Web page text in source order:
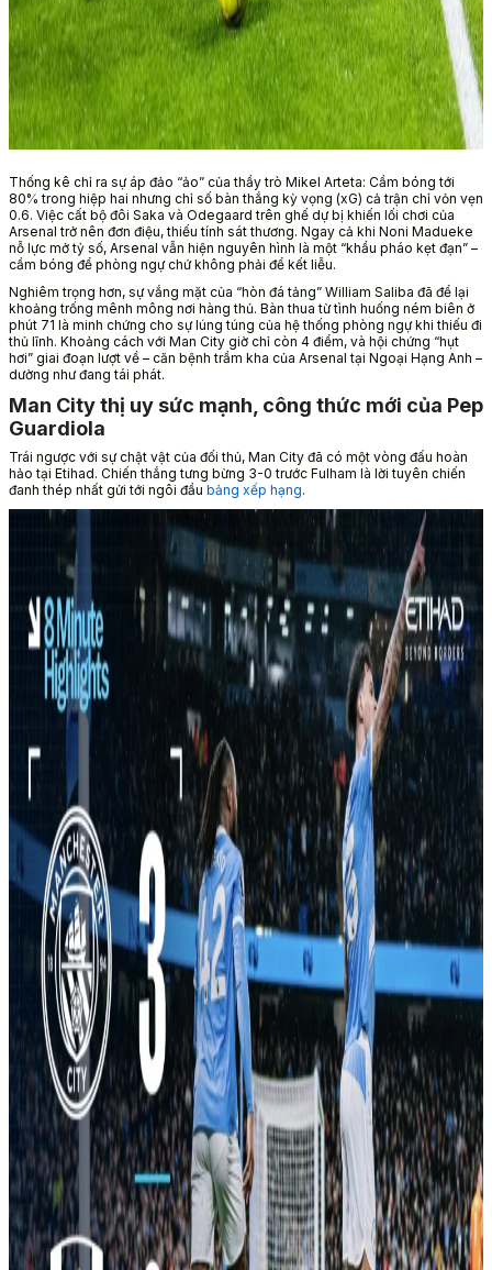
Thống kê chỉ ra sự áp đảo “ảo” của thầy trò Mikel Arteta: Cầm bóng tới
80% trong hiệp hai nhưng chỉ số bàn thắng kỳ vọng (xG) cả trận chỉ vỏn vẹn
0.6. Việc cất bộ đôi Saka và Odegaard trên ghế dự bị khiến lối chơi của
Arsenal trở nên đơn điệu, thiếu tính sát thương. Ngay cả khi Noni Madueke
nỗ lực mở tỷ số, Arsenal vẫn hiện nguyên hình là một “khẩu pháo kẹt đạn” –
cầm bóng để phòng ngự chứ không phải để kết liễu.
Nghiêm trọng hơn, sự vắng mặt của “hòn đá tảng” William Saliba đã để lại
khoảng trống mênh mông nơi hàng thủ. Bàn thua từ tình huống ném biên ở
phút 71 là minh chứng cho sự lúng túng của hệ thống phòng ngự khi thiếu đi
thủ lĩnh. Khoảng cách với Man City giờ chỉ còn 4 điểm, và hội chứng “hụt
hơi” giai đoạn lượt về – căn bệnh trầm kha của Arsenal tại Ngoại Hạng Anh –
dường như đang tái phát.
Man City thị uy sức mạnh, công thức mới của Pep
Guardiola
Trái ngược với sự chật vật của đối thủ, Man City đã có một vòng đấu hoàn
hảo tại Etihad. Chiến thắng tưng bừng 3-0 trước Fulham là lời tuyên chiến
đanh thép nhất gửi tới ngôi đầu bảng xếp hạng.